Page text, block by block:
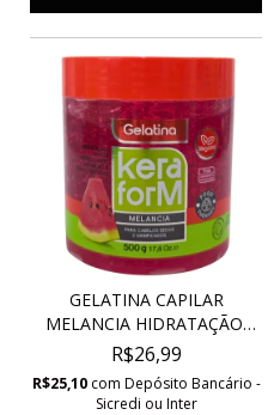
GELATINA CAPILAR
MELANCIA HIDRATAÇÃO,
LE...
R$26,99
R$25,10 com Depósito Bancário -
Sicredi ou Inter